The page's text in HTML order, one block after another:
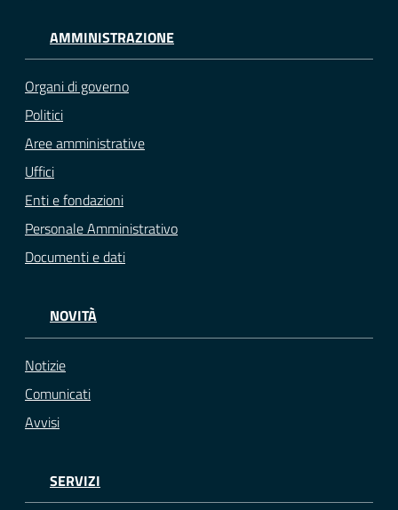
AMMINISTRAZIONE
Organi di governo
Politici
Aree amministrative
Uffici
Enti e fondazioni
Personale Amministrativo
Documenti e dati
NOVITÀ
Notizie
Comunicati
Avvisi
SERVIZI